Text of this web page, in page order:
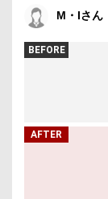
M・Iさん
BEFORE
AFTER